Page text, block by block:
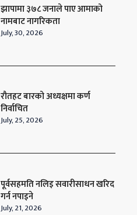
झापामा ३७८ जनाले पाए आमाको
नामबाट नागरिकता
July, 30, 2026
रौतहट बारको अध्यक्षमा कर्ण
निर्वाचित
July, 25, 2026
पूर्वसहमति नलिइ सवारीसाधन खरिद
गर्न नपाइने
July, 21, 2026